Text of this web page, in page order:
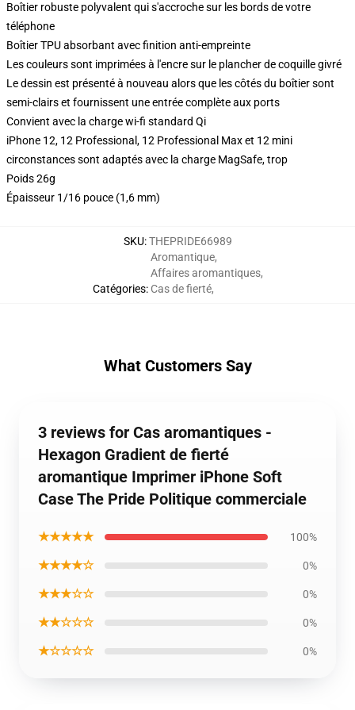
Boîtier robuste polyvalent qui s'accroche sur les bords de votre
téléphone
Boîtier TPU absorbant avec finition anti-empreinte
Les couleurs sont imprimées à l'encre sur le plancher de coquille givré
Le dessin est présenté à nouveau alors que les côtés du boîtier sont
semi-clairs et fournissent une entrée complète aux ports
Convient avec la charge wi-fi standard Qi
iPhone 12, 12 Professional, 12 Professional Max et 12 mini
circonstances sont adaptés avec la charge MagSafe, trop
Poids 26g
Épaisseur 1/16 pouce (1,6 mm)
SKU:THEPRIDE66989
Catégories:
Aromantique,
Affaires aromantiques,
Cas de fierté,
What Customers Say
3 reviews for Cas aromantiques -
Hexagon Gradient de fierté
aromantique Imprimer iPhone Soft
Case The Pride Politique commerciale
★★★★★ 100%
★★★★☆ 0%
★★★☆☆ 0%
★★☆☆☆ 0%
★☆☆☆☆ 0%